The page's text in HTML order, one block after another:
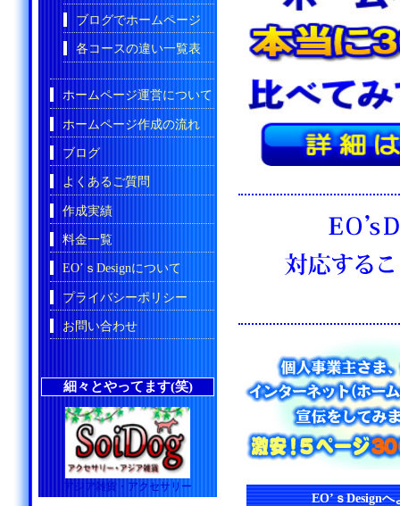
EO’ｓDesign
ブログでホームページ
各コースの違い一覧表
ホームページ運営について
ホームページ作成の流れ
ブログ
よくあるご質問
作成実績
料金一覧
EO’ｓDesignについて
プライバシーポリシー
お問い合わせ
細々とやってます(笑)
アジア雑貨・アクセサリー